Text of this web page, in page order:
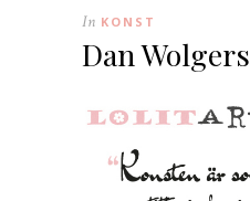
In KONST
Dan Wolgers